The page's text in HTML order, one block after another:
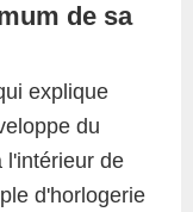
de sa
explique
du
l'intérieur de
d'horlogerie